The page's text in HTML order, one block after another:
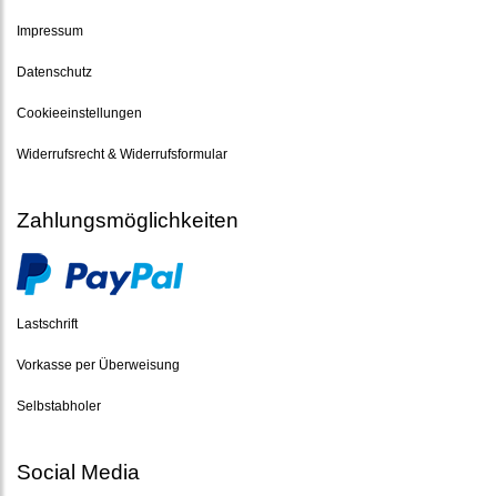
Impressum
Datenschutz
Cookieeinstellungen
Widerrufsrecht & Widerrufsformular
Zahlungsmöglichkeiten
Lastschrift
Vorkasse per Überweisung
Selbstabholer
Social Media